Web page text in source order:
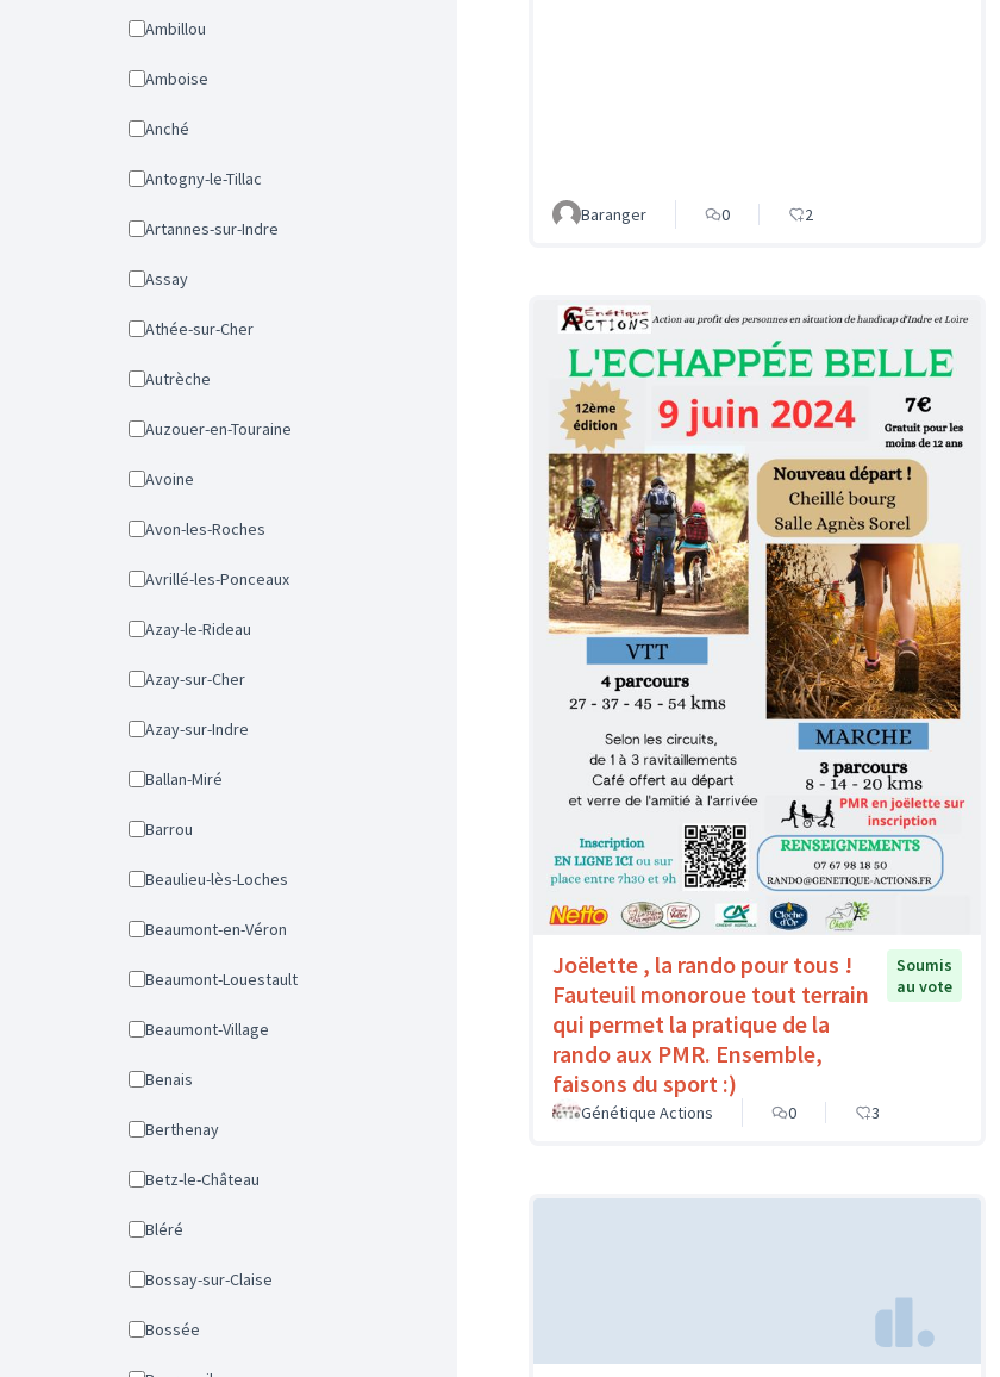
Ambillou
Amboise
Anché
Antogny-le-Tillac
Artannes-sur-Indre
Assay
Athée-sur-Cher
Autrèche
Auzouer-en-Touraine
Avoine
Avon-les-Roches
Avrillé-les-Ponceaux
Azay-le-Rideau
Azay-sur-Cher
Azay-sur-Indre
Ballan-Miré
Barrou
Beaulieu-lès-Loches
Beaumont-en-Véron
Beaumont-Louestault
Beaumont-Village
Benais
Berthenay
Betz-le-Château
Bléré
Bossay-sur-Claise
Bossée
Baranger 0 2
Joëlette , la rando pour tous !
Fauteuil monoroue tout terrain
qui permet la pratique de la
rando aux PMR. Ensemble,
faisons du sport :)
Soumis
au vote
Génétique Actions 0 3